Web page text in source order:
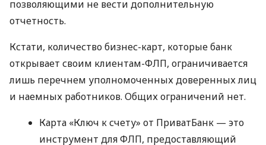
позволяющими не вести дополнительную
отчетность.
Кстати, количество бизнес-карт, которые банк
открывает своим клиентам-ФЛП, ограничивается
лишь перечнем уполномоченных доверенных лиц
и наемных работников. Общих ограничений нет.
Карта «Ключ к счету» от ПриватБанк — это
инструмент для ФЛП, предоставляющий